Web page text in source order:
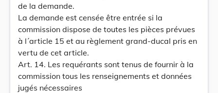
de la demande.
La demande est censée être entrée si la
commission dispose de toutes les pièces prévues
à l´article 15 et au règlement grand-ducal pris en
vertu de cet article.
Art. 14. Les requérants sont tenus de fournir à la
commission tous les renseignements et données
jugés nécessaires